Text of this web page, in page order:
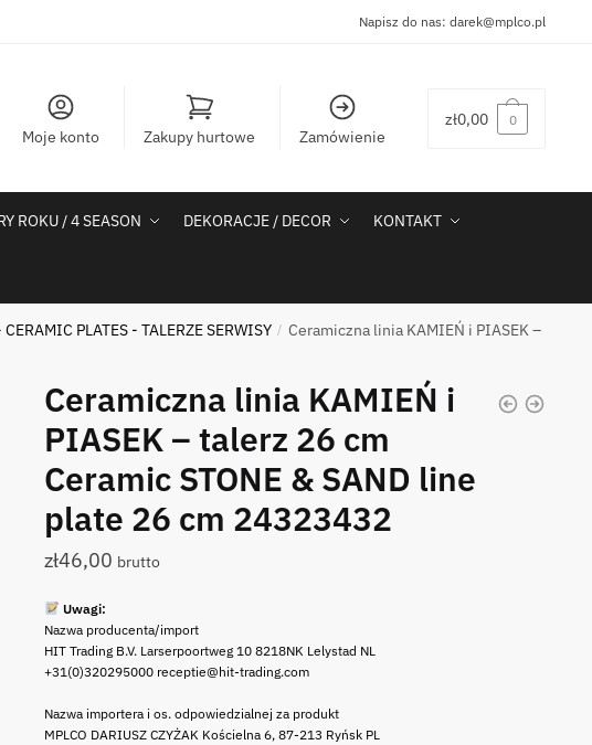
Napisz do nas:darek@mplco.pl
Moje konto Zakupy hurtowe Zamówienie
zł0,00 0
ROKU / 4 SEASON DEKORACJE / DECOR KONTAKT
PLATES - TALERZE SERWISY / Ceramiczna linia KAMIEŃ i PIASEK –
Ceramiczna linia KAMIEŃ i
PIASEK – talerz 26 cm
Ceramic STONE & SAND line
plate 26 cm 24323432
zł46,00 brutto
Uwagi:
Nazwa producenta/import
HIT Trading B.V. Larserpoortweg 10 8218NK Lelystad NL
+31(0)320295000 receptie@hit-trading.com
Nazwa importera i os. odpowiedzialnej za produkt
MPLCO DARIUSZ CZYŻAK Kościelna 6, 87-213 Ryńsk PL